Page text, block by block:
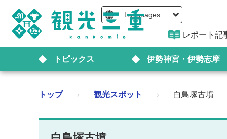
Languages
レポート記
トピックス 伊勢神宮・伊勢志摩
トップ › 観光スポット › 白鳥塚古墳